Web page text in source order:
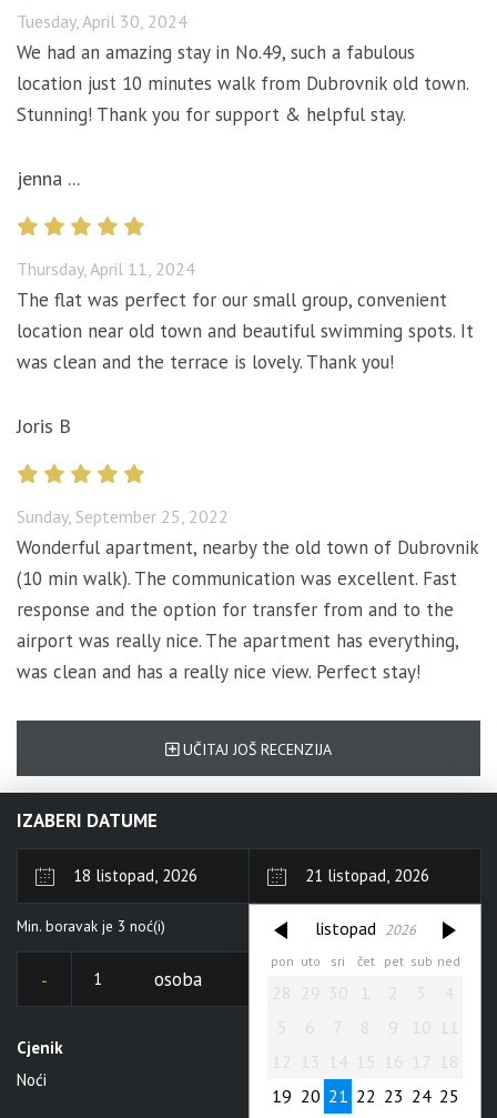
Tuesday, April 30, 2024
We had an amazing stay in No.49, such a fabulous
location just 10 minutes walk from Dubrovnik old town.
Stunning! Thank you for support & helpful stay.
jenna ...
Thursday, April 11, 2024
The flat was perfect for our small group, convenient
location near old town and beautiful swimming spots. It
was clean and the terrace is lovely. Thank you!
Joris B
Sunday, September 25, 2022
Wonderful apartment, nearby the old town of Dubrovnik
(10 min walk). The communication was excellent. Fast
response and the option for transfer from and to the
airport was really nice. The apartment has everything,
was clean and has a really nice view. Perfect stay!
UČITAJ JOŠ RECENZIJA
IZABERI DATUME
listopad
30 2 3
5 6 7 8 9 10 11
12
19
listopad 2026
pon uto sri čet pet sub ned
28 29 30 1 2 3
4
5
6 7 8 9 10 11
12 13 14 15 16 17 18
19 20 21 22 23 24 25
Min. boravak je 3 noć(i)
osoba
Cjenik
Noći